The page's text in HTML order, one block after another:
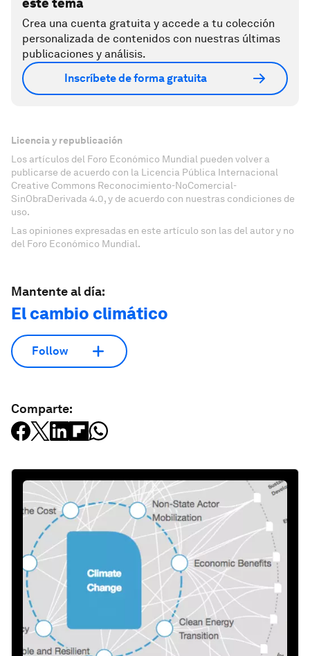
Crea una cuenta gratuita y accede a tu colección
personalizada de contenidos con nuestras últimas
publicaciones y análisis.
Inscríbete de forma gratuita
Licencia y republicación
Los artículos del Foro Económico Mundial pueden volver a
publicarse de acuerdo con la Licencia Pública Internacional
Creative Commons Reconocimiento-NoComercial-
SinObraDerivada 4.0, y de acuerdo con nuestras condiciones de
uso.
Las opiniones expresadas en este artículo son las del autor y no
del Foro Económico Mundial.
Mantente al día:
El cambio climático
Follow
Comparte: